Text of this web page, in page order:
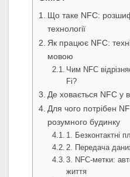
Що таке NFC:
технології
Як працює NFC:
мовою
Чим NFC
Fi?
Де ховається NFC у
Для чого потрібен
розумного будинку
1. Безконтактні
2. Передача
3. NFC-метки:
життя